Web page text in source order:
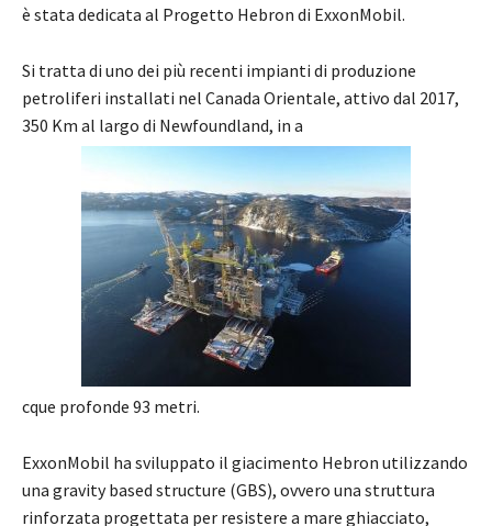
è stata dedicata al Progetto Hebron di ExxonMobil.
Si tratta di uno dei più recenti impianti di produzione
petroliferi installati nel Canada Orientale, attivo dal 2017,
350 Km al largo di Newfoundland, in a
cque profonde 93 metri.
ExxonMobil ha sviluppato il giacimento Hebron utilizzando
una gravity based structure (GBS), ovvero una struttura
rinforzata progettata per resistere a mare ghiacciato,